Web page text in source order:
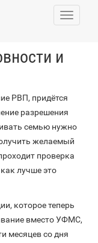
Toggle
и
РВП, придётся
разрешения
семью нужно
желаемый
проверка
лучше это
которое теперь
вместо УФМС,
месяцев со дня